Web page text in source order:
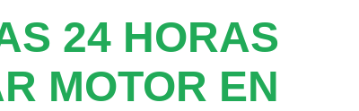
24 HORAS
MOTOR EN